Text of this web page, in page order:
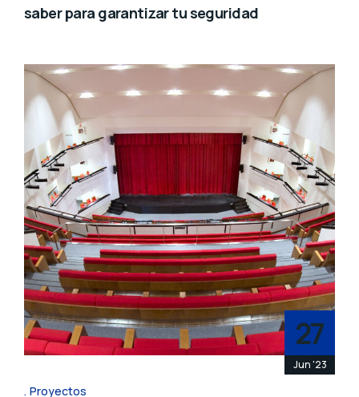
saber para garantizar tu seguridad
27
Jun '23
Proyectos